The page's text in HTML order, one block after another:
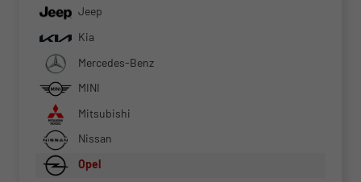
Jeep
Kia
Mercedes-Benz
MINI
Mitsubishi
Nissan
Opel